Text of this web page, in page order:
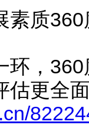
素质
环，
估更全